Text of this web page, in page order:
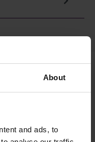
About
and ads, to
Mail